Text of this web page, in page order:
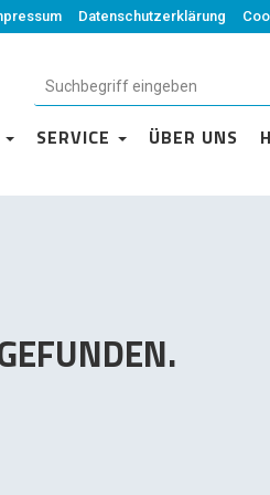
Datenschutzerklärung Cookie-
ÜBER UNS
Datenschutzerklärung
SERVICE ÜBER UNS